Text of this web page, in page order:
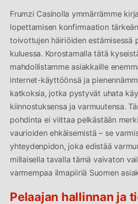
Frumzi Casinolla ymmärrämme
lopettamisen konfirmaation
toivottujen häiriöiden estämisessä
kuluessa. Korostamalla tätä
mahdollistamme asiakkaille
internet-käyttöönsä ja
katkoksia, jotka pystyvät uhata
kiinnostuksensa ja varmuutensa.
pohdinta ei viittaa pelkästään
vaurioiden ehkäisemistä – se
yhteydenpidon, joka edistää
millaisella tavalla tämä vaivaton
varmempaa ilmapiiriä Suomen
Pelaajan hallinnan ja